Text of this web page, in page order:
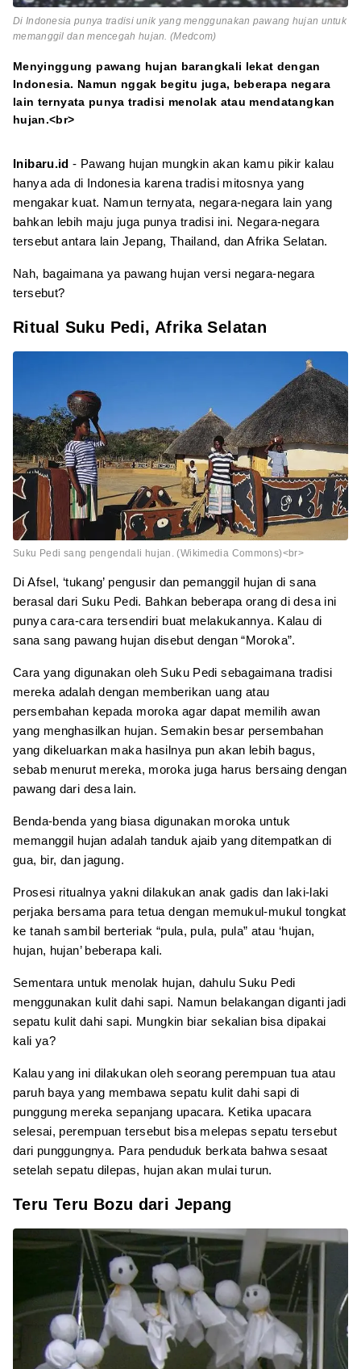
Di Indonesia punya tradisi unik yang menggunakan pawang hujan untuk
memanggil dan mencegah hujan. (Medcom)
Menyinggung pawang hujan barangkali lekat dengan
Indonesia. Namun nggak begitu juga, beberapa negara
lain ternyata punya tradisi menolak atau mendatangkan
hujan.<br>
Inibaru.id- Pawang hujan mungkin akan kamu pikir kalau
hanya ada di Indonesia karena tradisi mitosnya yang
mengakar kuat. Namun ternyata, negara-negara lain yang
bahkan lebih maju juga punya tradisi ini. Negara-negara
tersebut antara lain Jepang, Thailand, dan Afrika Selatan.
Nah, bagaimana ya pawang hujan versi negara-negara
tersebut?
Ritual Suku Pedi, Afrika Selatan
Suku Pedi sang pengendali hujan. (Wikimedia Commons)<br>
Di Afsel, ‘tukang’ pengusir dan pemanggil hujan di sana
berasal dari Suku Pedi. Bahkan beberapa orang di desa ini
punya cara-cara tersendiri buat melakukannya. Kalau di
sana sang pawang hujan disebut dengan “Moroka”.
Cara yang digunakan oleh Suku Pedi sebagaimana tradisi
mereka adalah dengan memberikan uang atau
persembahan kepada moroka agar dapat memilih awan
yang menghasilkan hujan. Semakin besar persembahan
yang dikeluarkan maka hasilnya pun akan lebih bagus,
sebab menurut mereka, moroka juga harus bersaing dengan
pawang dari desa lain.
Benda-benda yang biasa digunakan moroka untuk
memanggil hujan adalah tanduk ajaib yang ditempatkan di
gua, bir, dan jagung.
Prosesi ritualnya yakni dilakukan anak gadis dan laki-laki
perjaka bersama para tetua dengan memukul-mukul tongkat
ke tanah sambil berteriak “pula, pula, pula” atau ‘hujan,
hujan, hujan’ beberapa kali.
Sementara untuk menolak hujan, dahulu Suku Pedi
menggunakan kulit dahi sapi. Namun belakangan diganti jadi
sepatu kulit dahi sapi. Mungkin biar sekalian bisa dipakai
kali ya?
Kalau yang ini dilakukan oleh seorang perempuan tua atau
paruh baya yang membawa sepatu kulit dahi sapi di
punggung mereka sepanjang upacara. Ketika upacara
selesai, perempuan tersebut bisa melepas sepatu tersebut
dari punggungnya. Para penduduk berkata bahwa sesaat
setelah sepatu dilepas, hujan akan mulai turun.
Teru Teru Bozu dari Jepang